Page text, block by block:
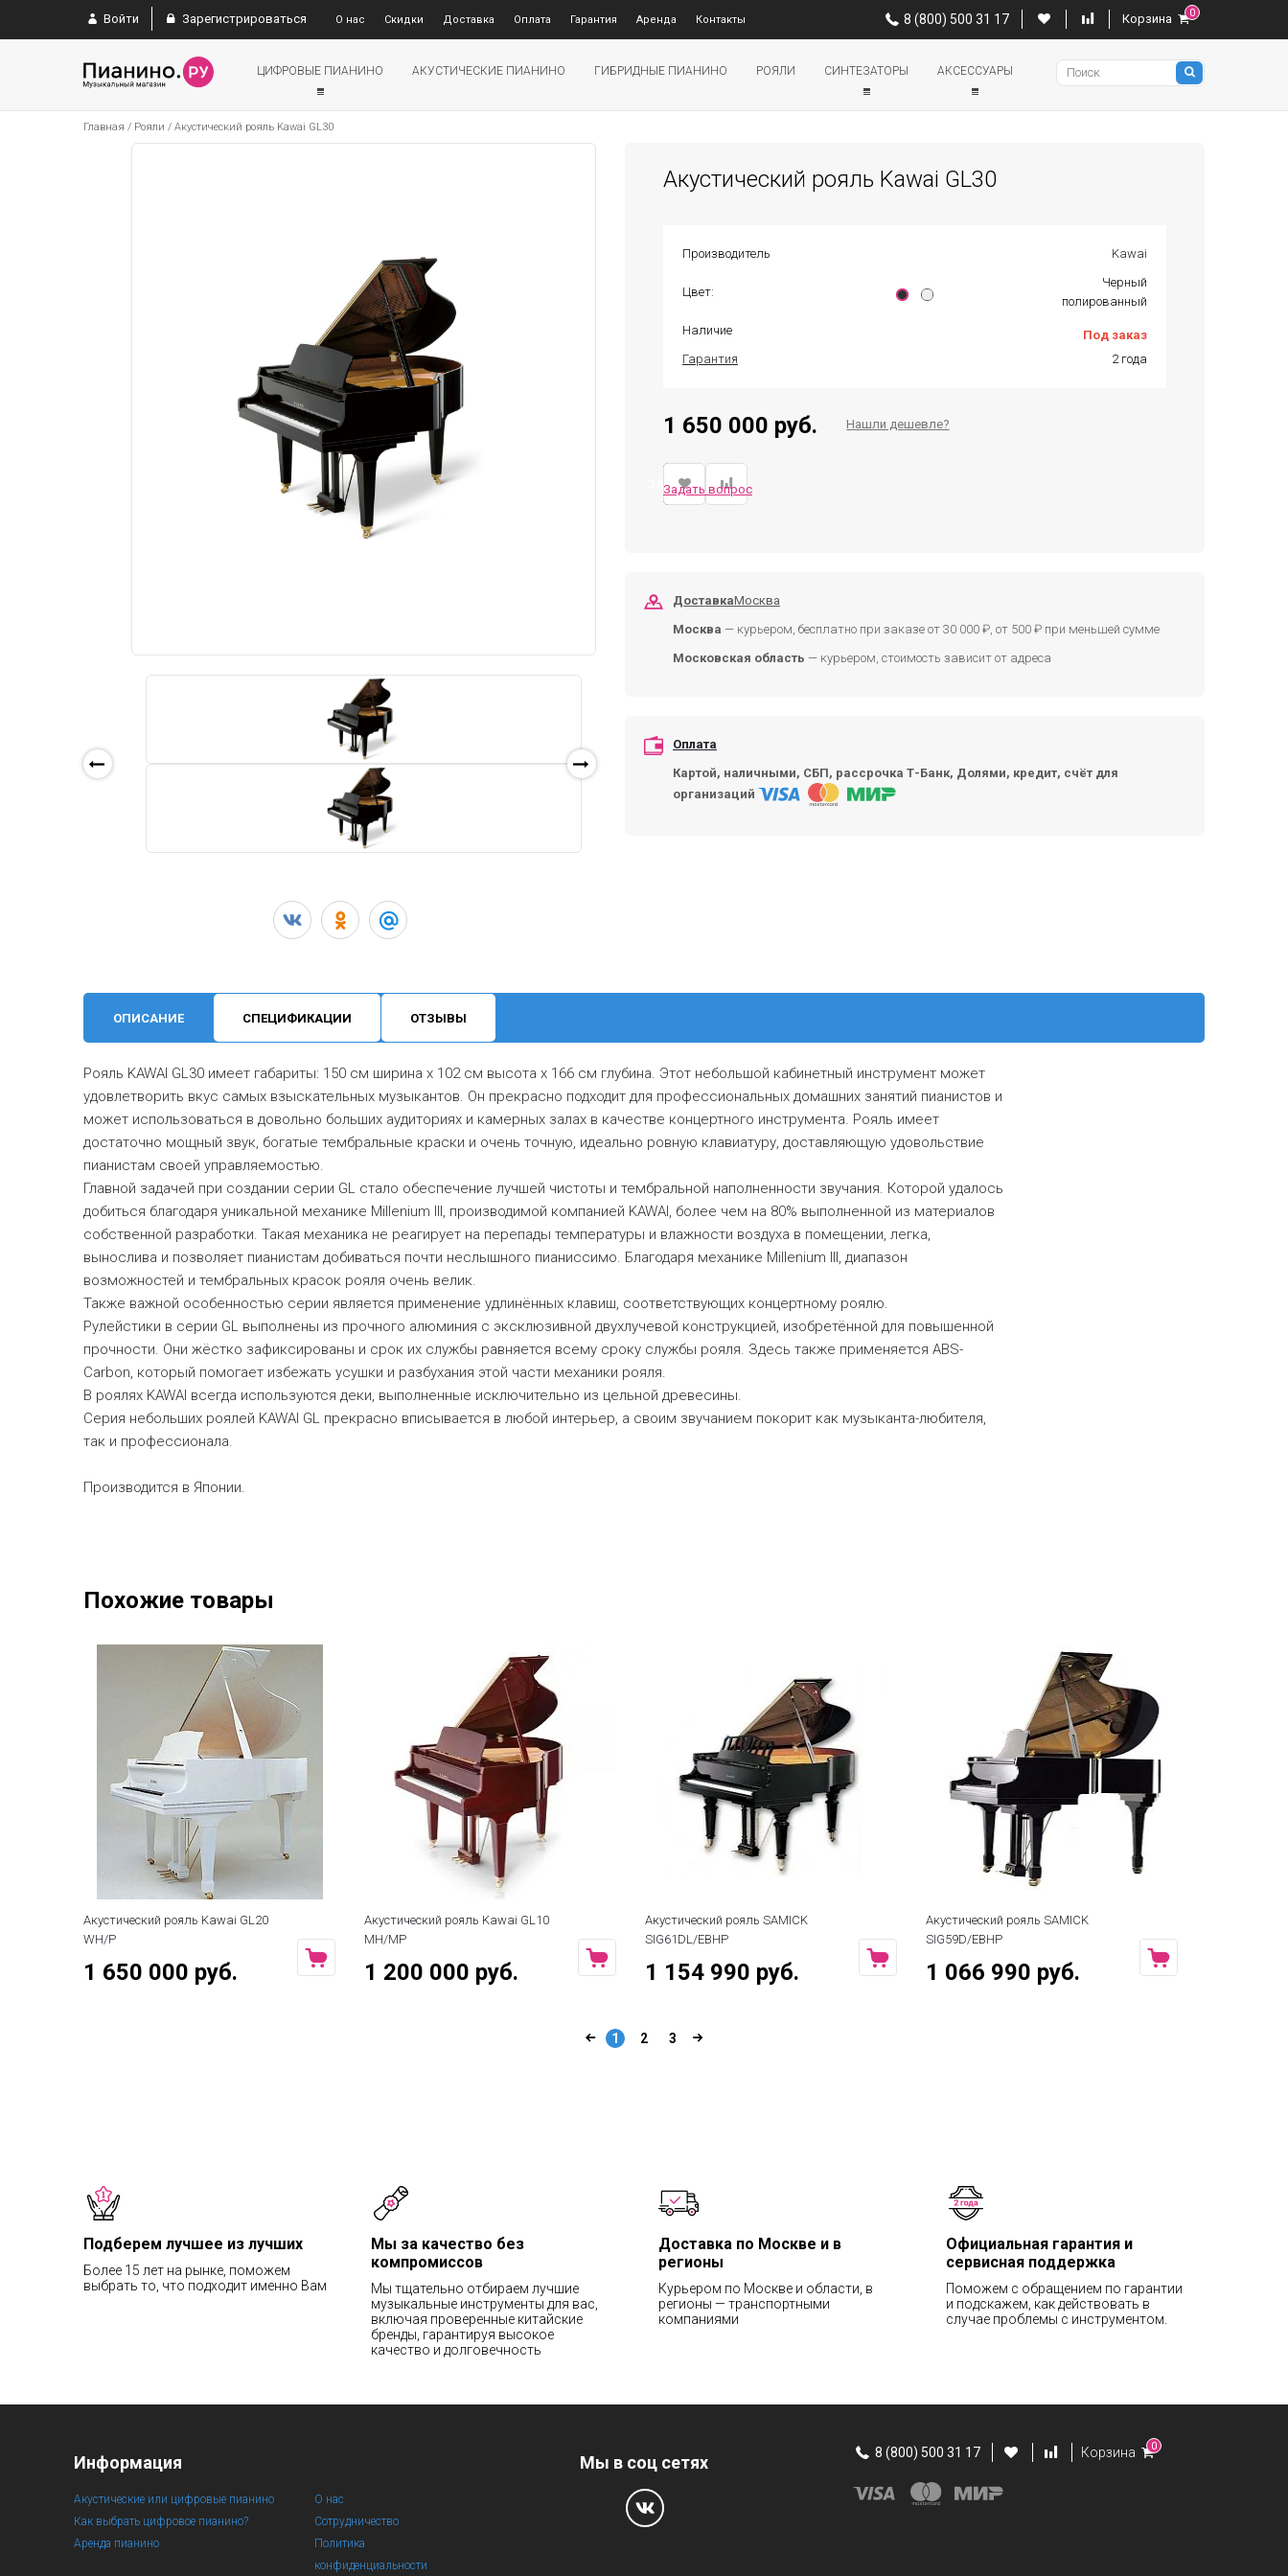
8 (800) 500 31 17 Корзина
Pianino
Войти Зарегистрироваться О нас Скидки Доставка Оплата Гарантия Аренда Контакты 8 (800) 500 31 17 Корзина 0
ЦИФРОВЫЕ ПИАНИНО АКУСТИЧЕСКИЕ ПИАНИНО ГИБРИДНЫЕ ПИАНИНО РОЯЛИ СИНТЕЗАТОРЫ АКСЕССУАРЫ
Главная / Рояли / Акустический рояль Kawai GL30
Акустический рояль Kawai GL30
Производитель Kawai
Цвет:
Черный
полированный
Наличие
Под заказ
Гарантия
2 года
1 650 000 руб. Нашли дешевле?
ЗАКАЗАТЬ
Задать вопрос
ДоставкаМосква
Москва — курьером, бесплатно при заказе от 30 000 ₽, от 500 ₽ при меньшей сумме
Московская область — курьером, стоимость зависит от адреса
Оплата
Картой, наличными, СБП, рассрочка Т-Банк, Долями, кредит, счёт для
организаций
ОПИСАНИЕ СПЕЦИФИКАЦИИ ОТЗЫВЫ
Рояль KAWAI GL30 имеет габариты: 150 см ширина х 102 см высота х 166 см глубина. Этот небольшой кабинетный инструмент может
удовлетворить вкус самых взыскательных музыкантов. Он прекрасно подходит для профессиональных домашних занятий пианистов и
может использоваться в довольно больших аудиториях и камерных залах в качестве концертного инструмента. Рояль имеет
достаточно мощный звук, богатые тембральные краски и очень точную, идеально ровную клавиатуру, доставляющую удовольствие
пианистам своей управляемостью.
Главной задачей при создании серии GL стало обеспечение лучшей чистоты и тембральной наполненности звучания. Которой удалось
добиться благодаря уникальной механике Millenium III, производимой компанией KAWAI, более чем на 80% выполненной из материалов
собственной разработки. Такая механика не реагирует на перепады температуры и влажности воздуха в помещении, легка,
вынослива и позволяет пианистам добиваться почти неслышного пианиссимо. Благодаря механике Millenium III, диапазон
возможностей и тембральных красок рояля очень велик.
Также важной особенностью серии является применение удлинённых клавиш, соответствующих концертному роялю.
Рулейстики в серии GL выполнены из прочного алюминия с эксклюзивной двухлучевой конструкцией, изобретённой для повышенной
прочности. Они жёстко зафиксированы и срок их службы равняется всему сроку службы рояля. Здесь также применяется ABS-
Carbon, который помогает избежать усушки и разбухания этой части механики рояля.
В роялях KAWAI всегда используются деки, выполненные исключительно из цельной древесины.
Серия небольших роялей KAWAI GL прекрасно вписывается в любой интерьер, а своим звучанием покорит как музыканта-любителя,
так и профессионала.
Производится в Японии.
Похожие товары
Акустический рояль Kawai GL20
WH/P
1 650 000 руб.
Акустический рояль Kawai GL10
MH/MP
1 200 000 руб.
Акустический рояль SAMICK
SIG61DL/EBHP
1 154 990 руб.
Акустический рояль SAMICK
SIG59D/EBHP
1 066 990 руб.
1 2 3
Подберем лучшее из лучших
Более 15 лет на рынке, поможем
выбрать то, что подходит именно Вам
Мы за качество без
компромиссов
Мы тщательно отбираем лучшие
музыкальные инструменты для вас,
включая проверенные китайские
бренды, гарантируя высокое
качество и долговечность
Доставка по Москве и в
регионы
Курьером по Москве и области, в
регионы — транспортными
компаниями
Официальная гарантия и
сервисная поддержка
Поможем с обращением по гарантии
и подскажем, как действовать в
случае проблемы с инструментом.
Информация
Акустические или цифровые пианино
О нас
Как выбрать цифровое пианино?
Сотрудничество
Аренда пианино
Политика
конфиденциальности
Мы в соц сетях 8 (800) 500 31 17 Корзина 0